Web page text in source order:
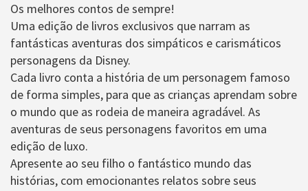
Os melhores contos de sempre!
Uma edição de livros exclusivos que narram as
fantásticas aventuras dos simpáticos e carismáticos
personagens da Disney.
Cada livro conta a história de um personagem famoso
de forma simples, para que as crianças aprendam sobre
o mundo que as rodeia de maneira agradável. As
aventuras de seus personagens favoritos em uma
edição de luxo.
Apresente ao seu filho o fantástico mundo das
histórias, com emocionantes relatos sobre seus